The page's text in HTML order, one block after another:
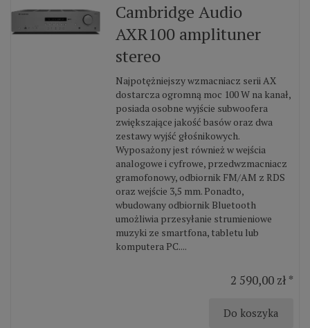
Cambridge Audio
AXR100 amplituner
stereo
Najpotężniejszy wzmacniacz serii AX
dostarcza ogromną moc 100 W na kanał,
posiada osobne wyjście subwoofera
zwiększające jakość basów oraz dwa
zestawy wyjść głośnikowych.
Wyposażony jest również w wejścia
analogowe i cyfrowe, przedwzmacniacz
gramofonowy, odbiornik FM/AM z RDS
oraz wejście 3,5 mm. Ponadto,
wbudowany odbiornik Bluetooth
umożliwia przesyłanie strumieniowe
muzyki ze smartfona, tabletu lub
komputera PC....
2 590,00 zł *
Do koszyka